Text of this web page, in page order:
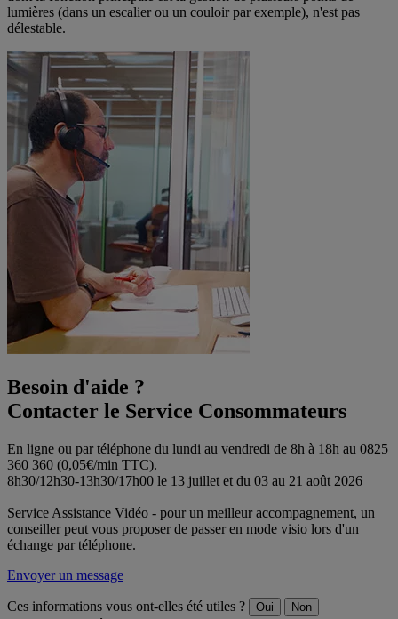
lumières (dans un escalier ou un couloir par exemple), n'est pas
délestable.
Besoin d'aide ?
Contacter le Service Consommateurs
En ligne ou par téléphone du lundi au vendredi de 8h à 18h au 0825
360 360 (0,05€/min TTC).
8h30/12h30-13h30/17h00 le 13 juillet et du 03 au 21 août 2026
Service Assistance Vidéo - pour un meilleur accompagnement, un
conseiller peut vous proposer de passer en mode visio lors d'un
échange par téléphone.
Envoyer un message
Ces informations vous ont-elles été utiles ? Oui Non